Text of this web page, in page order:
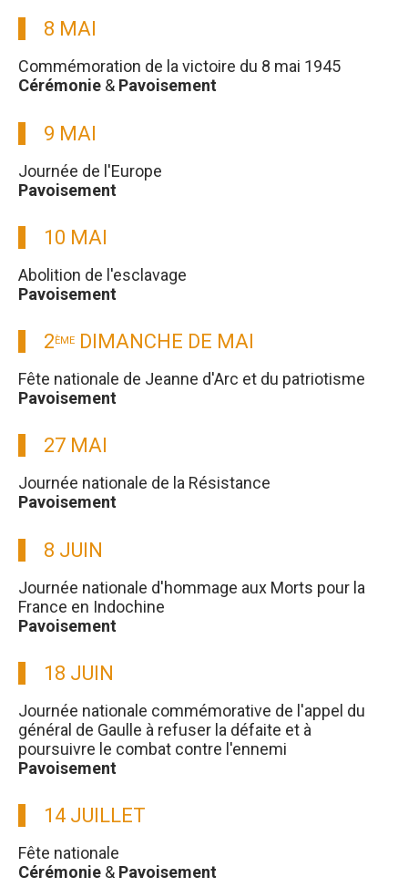
8 MAI
Commémoration de la victoire du 8 mai 1945
Cérémonie & Pavoisement
9 MAI
Journée de l'Europe
Pavoisement
10 MAI
Abolition de l'esclavage
Pavoisement
2ÈME DIMANCHE DE MAI
Fête nationale de Jeanne d'Arc et du patriotisme
Pavoisement
27 MAI
Journée nationale de la Résistance
Pavoisement
8 JUIN
Journée nationale d'hommage aux Morts pour la
France en Indochine
Pavoisement
18 JUIN
Journée nationale commémorative de l'appel du
général de Gaulle à refuser la défaite et à
poursuivre le combat contre l'ennemi
Pavoisement
14 JUILLET
Fête nationale
Cérémonie & Pavoisement